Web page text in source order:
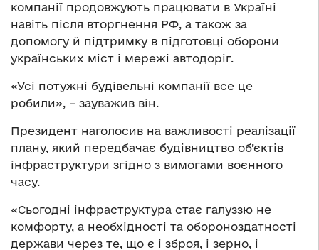
компанії продовжують працювати в Україні
навіть після вторгнення РФ, а також за
допомогу й підтримку в підготовці оборони
українських міст і мережі автодоріг.
«Усі потужні будівельні компанії все це
робили», – зауважив він.
Президент наголосив на важливості реалізації
плану, який передбачає будівництво об’єктів
інфраструктури згідно з вимогами воєнного
часу.
«Сьогодні інфраструктура стає галуззю не
комфорту, а необхідності та обороноздатності
держави через те, що є і зброя, і зерно, і